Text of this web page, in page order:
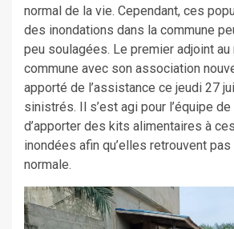
normal de la vie. Cependant, ces
des inondations dans la commune
peu soulagées. Le premier adjoint au
commune avec son association
apporté de l’assistance ce jeudi 27
sinistrés. Il s’est agi pour l’équipe de
d’apporter des kits alimentaires à
inondées afin qu’elles retrouvent
normale.